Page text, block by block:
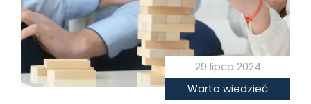
29 lipca 2024
Warto wiedzieć